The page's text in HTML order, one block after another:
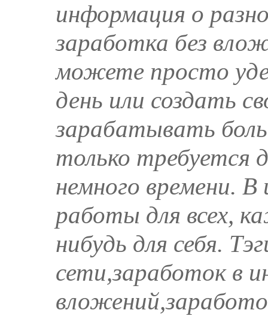
информация о
заработка без
можете просто
день или создать
зарабатывать
только требуется
немного времени.
работы для всех,
нибудь для себя.
сети,заработок в